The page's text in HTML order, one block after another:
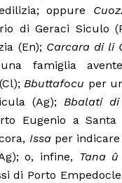
oppure
di Geraci Siculo
(En); Carcara di li
famiglia
Bbuttafocu per
(Ag);Bbalati di
Eugenio a Santa
Issa per
o, infine, Tana
di Porto